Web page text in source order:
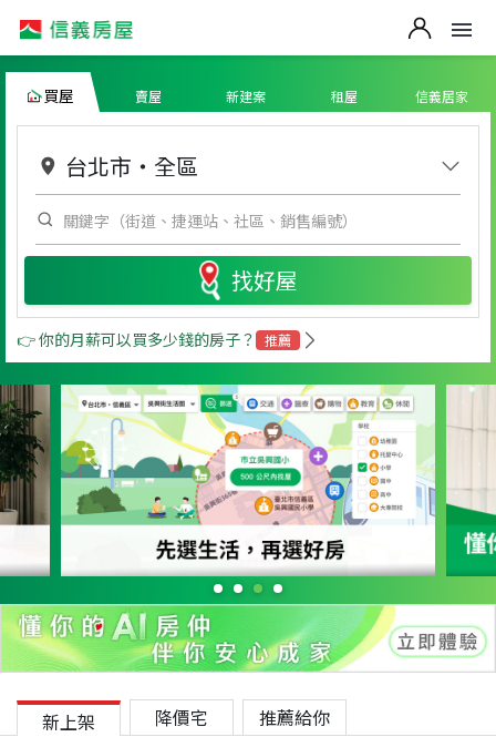
買屋 賣屋 新建案 租屋 信義居家
台北市 ・ 全區
找好屋
👉 你的月薪可以買多少錢的房子？ 推薦
新上架 降價宅 推薦給你